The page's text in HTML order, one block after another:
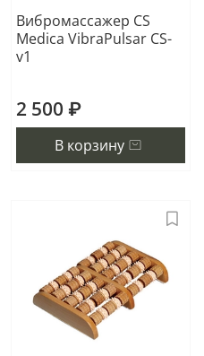
Вибромассажер CS
Medica VibraPulsar CS-
v1
2 500 ₽
В корзину